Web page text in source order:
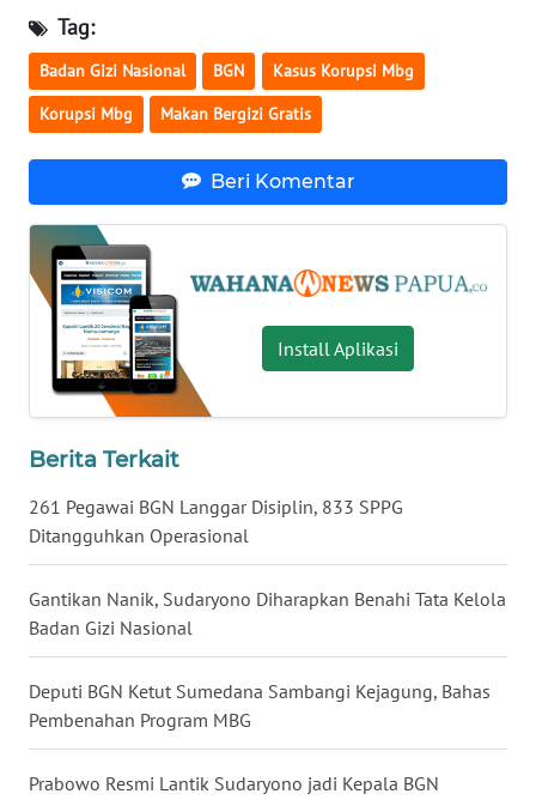
Tag:
Badan Gizi Nasional BGN Kasus Korupsi Mbg
Korupsi Mbg Makan Bergizi Gratis
Beri Komentar
Install Aplikasi
Berita Terkait
261 Pegawai BGN Langgar Disiplin, 833 SPPG
Ditangguhkan Operasional
Gantikan Nanik, Sudaryono Diharapkan Benahi Tata Kelola
Badan Gizi Nasional
Deputi BGN Ketut Sumedana Sambangi Kejagung, Bahas
Pembenahan Program MBG
Prabowo Resmi Lantik Sudaryono jadi Kepala BGN
KALBAR
WN
KALTENG
KALTARA
WN
KALSEL
WN
KALTIM
WN
WN
GORONTALO
WN
SULUT
WN